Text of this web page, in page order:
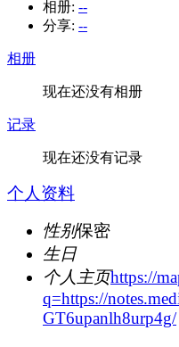
相册: --
分享: --
相册
现在还没有相册
记录
现在还没有记录
个人资料
性别保密
生日
个人主页https://
q=https://
GT6upanlh8urp4g/